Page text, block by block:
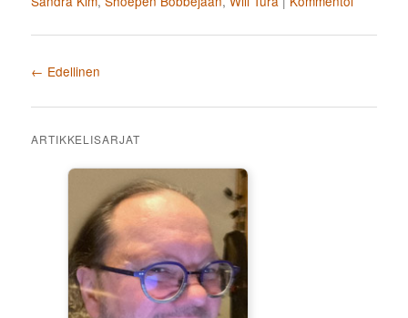
Artikkelien selaus
← Edellinen
ARTIKKELISARJAT